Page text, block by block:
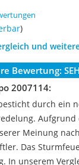
)
und
Bewertung:
2007114:
durch ein
Aufgrund
Meinung
Das
In unserem